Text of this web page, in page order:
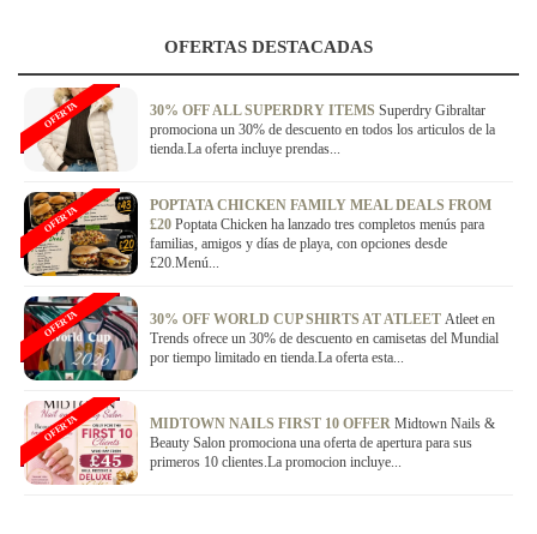
OFERTAS DESTACADAS
30% OFF ALL SUPERDRY ITEMS Superdry Gibraltar
promociona un 30% de descuento en todos los articulos de la
tienda.La oferta incluye prendas...
OFERTA
POPTATA CHICKEN FAMILY MEAL DEALS FROM
£20 Poptata Chicken ha lanzado tres completos menús para
familias, amigos y días de playa, con opciones desde
£20.Menú...
OFERTA
30% OFF WORLD CUP SHIRTS AT ATLEET Atleet en
Trends ofrece un 30% de descuento en camisetas del Mundial
por tiempo limitado en tienda.La oferta esta...
OFERTA
MIDTOWN NAILS FIRST 10 OFFER Midtown Nails &
Beauty Salon promociona una oferta de apertura para sus
primeros 10 clientes.La promocion incluye...
OFERTA